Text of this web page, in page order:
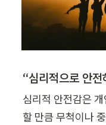
“심리적으로 안
심리적 안전감은
할 만큼 무척이나